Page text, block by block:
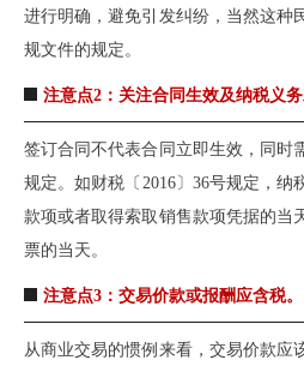
进行明确，避免引发纠纷，当然这种
规文件的规定。
注意点2：关注合同生效及纳税义务
签订合同不代表合同立即生效，同时
规定。如财税〔2016〕36号规定，纳
款项或者取得索取销售款项凭据的当
票的当天。
注意点3：交易价款或报酬应含税。
从商业交易的惯例来看，交易价款应